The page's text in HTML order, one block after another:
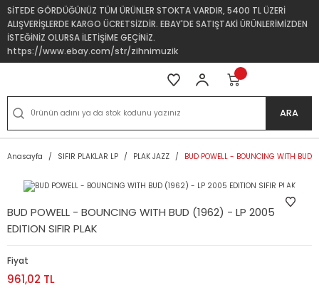
SİTEDE GÖRDÜĞÜNÜZ TÜM ÜRÜNLER STOKTA VARDIR, 5400 TL ÜZERİ
ALIŞVERİŞLERDE KARGO ÜCRETSİZDİR. EBAY'DE SATIŞTAKİ ÜRÜNLERİMİZDEN
İSTEĞİNİZ OLURSA İLETİŞİME GEÇİNİZ.
https://www.ebay.com/str/zihnimuzik
ARA
Anasayfa SIFIR PLAKLAR LP PLAK JAZZ BUD POWELL - BOUNCING WITH
BUD POWELL - BOUNCING WITH BUD (1962) - LP 2005
EDITION SIFIR PLAK
Fiyat
961,02 TL